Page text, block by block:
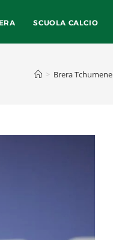
SCUOLA CALCIO
> Brera Tchumene